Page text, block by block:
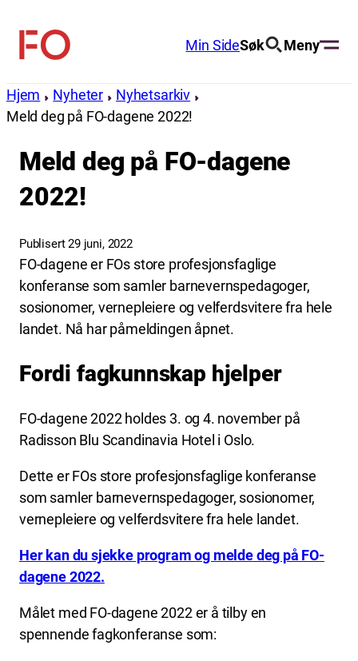
innhold
FO
Min SideSøk Meny
Hjem Nyheter
Nyhetsarkiv
Meld deg på FO-dagene 2022!
Meld deg på FO-dagene
2022!
Publisert 29 juni, 2022
FO-dagene er FOs store profesjonsfaglige
konferanse som samler barnevernspedagoger,
sosionomer, vernepleiere og velferdsvitere fra hele
landet. Nå har påmeldingen åpnet.
Fordi fagkunnskap hjelper
FO-dagene 2022 holdes 3. og 4. november på
Radisson Blu Scandinavia Hotel i Oslo.
Dette er FOs store profesjonsfaglige konferanse
som samler barnevernspedagoger, sosionomer,
vernepleiere og velferdsvitere fra hele landet.
Her kan du sjekke program og melde deg på FO-
dagene 2022.
Målet med FO-dagene 2022 er å tilby en
spennende fagkonferanse som: